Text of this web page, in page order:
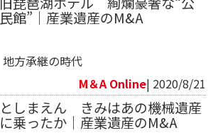
民館”｜産業遺産のM&A
地方承継の時代
M＆A Online| 2020/8/21
としまえん きみはあの機械遺産
に乗ったか｜産業遺産のM&A